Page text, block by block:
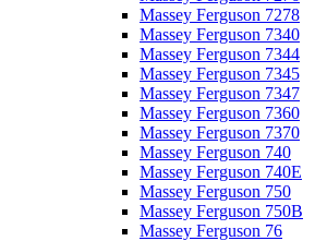
Massey Ferguson 7278
Massey Ferguson 7340
Massey Ferguson 7344
Massey Ferguson 7345
Massey Ferguson 7347
Massey Ferguson 7360
Massey Ferguson 7370
Massey Ferguson 740
Massey Ferguson 740E
Massey Ferguson 750
Massey Ferguson 750B
Massey Ferguson 76